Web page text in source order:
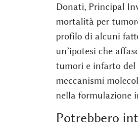
Donati, Principal
mortalità per
profilo di alcuni
un’ipotesi che
tumori e infarto del
meccanismi
nella formulazione
Potrebbero